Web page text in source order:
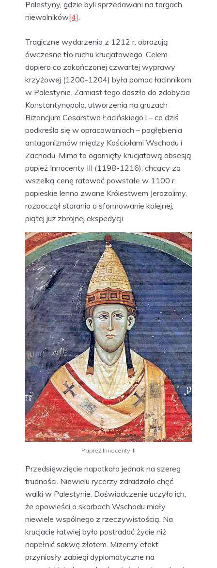
Palestyny, gdzie byli sprzedawani na targach
niewolników[4].
Tragiczne wydarzenia z 1212 r. obrazują
ówczesne tło ruchu krucjatowego. Celem
dopiero co zakończonej czwartej wyprawy
krzyżowej (1200-1204) była pomoc łacinnikom
w Palestynie. Zamiast tego doszło do zdobycia
Konstantynopola, utworzenia na gruzach
Bizancjum Cesarstwa Łacińskiego i – co dziś
podkreśla się w opracowaniach – pogłębienia
antagonizmów między Kościołami Wschodu i
Zachodu. Mimo to ogarnięty krucjatową obsesją
papież Innocenty III (1198-1216), chcący za
wszelką cenę ratować powstałe w 1100 r.
papieskie lenno zwane Królestwem Jerozolimy,
rozpoczął starania o sformowanie kolejnej,
piątej już zbrojnej ekspedycji.
Papież Innocenty III
Przedsięwzięcie napotkało jednak na szereg
trudności. Niewielu rycerzy zdradzało chęć
walki w Palestynie. Doświadczenie uczyło ich,
że opowieści o skarbach Wschodu miały
niewiele wspólnego z rzeczywistością. Na
krucjacie łatwiej było postradać życie niż
napełnić sakwę złotem. Mizerny efekt
przyniosły zabiegi dyplomatyczne na